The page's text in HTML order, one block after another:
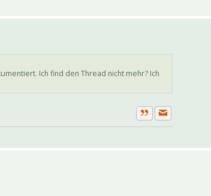
Ich find den Thread nicht mehr? Ich
ZitatPrivate